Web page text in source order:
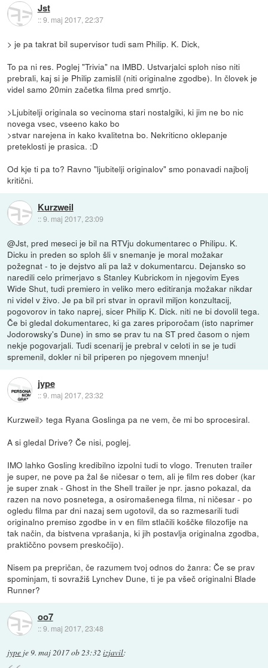
Jst
::9. maj 2017, 22:37
> je pa takrat bil supervisor tudi sam Philip. K. Dick,
To pa ni res. Poglej "Trivia" na IMBD. Ustvarjalci sploh niso niti
prebrali, kaj si je Philip zamislil (niti originalne zgodbe). In človek je
videl samo 20min začetka filma pred smrtjo.
>Ljubitelji originala so vecinoma stari nostalgiki, ki jim ne bo nic
novega vsec, vseeno kako bo
>stvar narejena in kako kvalitetna bo. Nekriticno oklepanje
preteklosti je prasica. :D
Od kje ti pa to? Ravno "ljubitelji originalov" smo ponavadi najbolj
kritični.
Kurzweil
::9. maj 2017, 23:09
@Jst, pred meseci je bil na RTVju dokumentarec o Philipu. K.
Dicku in preden so sploh šli v snemanje je moral možakar
požegnat - to je dejstvo ali pa laž v dokumentarcu. Dejansko so
naredili celo primerjavo s Stanley Kubrickom in njegovim Eyes
Wide Shut, tudi premiero in veliko mero editiranja možakar nikdar
ni videl v živo. Je pa bil pri stvar in opravil miljon konzultacij,
pogovorov in tako naprej, sicer Philip K. Dick. niti ne bi dovolil tega.
Če bi gledal dokumentarec, ki ga zares priporočam (isto naprimer
Jodorowsky's Dune) in smo se prav tu na ST pred časom o njem
nekje pogovarjali. Tudi scenarij je prebral v celoti in se je tudi
spremenil, dokler ni bil priperen po njegovem mnenju!
jype
::9. maj 2017, 23:32
Kurzweil> tega Ryana Goslinga pa ne vem, če mi bo sprocesiral.
A si gledal Drive? Če nisi, poglej.
IMO lahko Gosling kredibilno izpolni tudi to vlogo. Trenuten trailer
je super, ne pove pa žal še ničesar o tem, ali je film res dober (kar
je super znak - Ghost in the Shell trailer je npr. jasno pokazal, da
razen na novo posnetega, a osiromašenega filma, ni ničesar - po
ogledu filma par dni nazaj sem ugotovil, da so razmesarili tudi
originalno premiso zgodbe in v en film stlačili koščke filozofije na
tak način, da bistvena vprašanja, ki jih postavlja originalna zgodba,
praktiččno povsem preskočijo).
Nisem pa prepričan, če razumem tvoj odnos do žanra: Če se prav
spominjam, ti sovražiš Lynchev Dune, ti je pa všeč originalni Blade
Runner?
oo7
::9. maj 2017, 23:48
jype je9. maj 2017 ob 23:32 izjavil: